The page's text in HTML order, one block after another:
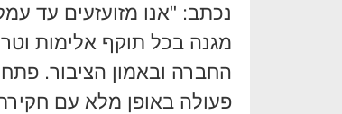
נכתב: "אנו מזועזעים עד
מגנה בכל תוקף אלימות
החברה ובאמון הציבור.
פעולה באופן מלא עם